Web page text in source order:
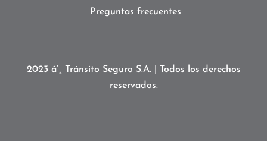
Preguntas frecuentes
2023 â’¸ Tránsito Seguro S.A. | Todos los derechos
reservados.